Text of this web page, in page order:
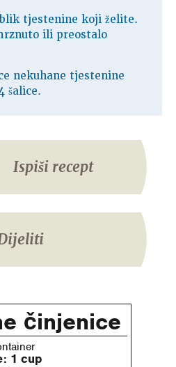
tjestenine koji želite.
ili preostalo
nekuhane tjestenine
šalice.
Ispiši recept
činjenice
1 cup